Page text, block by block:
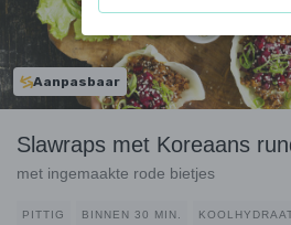
Aanpasbaar
Slawraps met Koreaans
met ingemaakte rode bietjes
PITTIG BINNEN 30 MIN.